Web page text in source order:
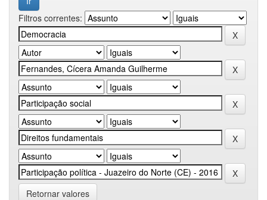
Filtros correntes:
Retornar valores